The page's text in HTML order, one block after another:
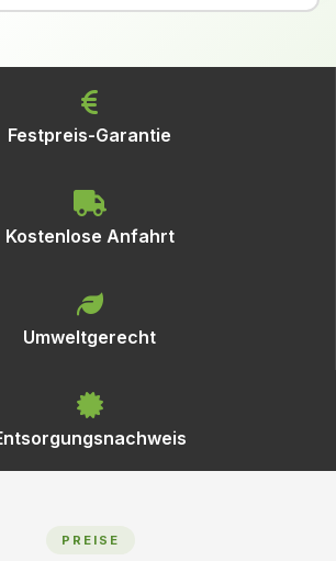
Festpreis-Garantie
Kostenlose Anfahrt
Umweltgerecht
PREISE